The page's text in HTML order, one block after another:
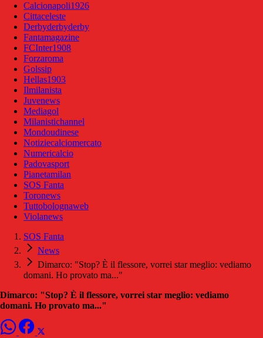
Calcionapoli1926
Cittaceleste
Derbyderbyderby
Fantamagazine
FCInter1908
Forzaroma
Golssip
Hellas1903
Ilmilanista
Juvenews
Mediagol
Milanistichannel
Mondoudinese
Notiziecalciomercato
Numericalcio
Padovasport
Pianetamilan
SOS Fanta
Toronews
Tuttobolognaweb
Violanews
SOS Fanta
News
Dimarco: "Stop? È il flessore, vorrei star meglio: vediamo
domani. Ho provato ma..."
Dimarco: "Stop? È il flessore, vorrei star meglio: vediamo
domani. Ho provato ma..."